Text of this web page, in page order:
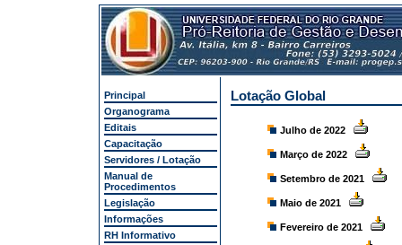
Principal
Organograma
Editais
Capacitação
Servidores / Lotação
Manual de
Procedimentos
Legislação
Informações
RH Informativo
Lotação Global
Julho de 2022
Março de 2022
Setembro de 2021
Maio de 2021
Fevereiro de 2021